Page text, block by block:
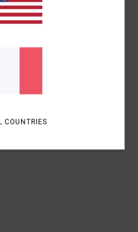
100% cotone
COUNTRIES